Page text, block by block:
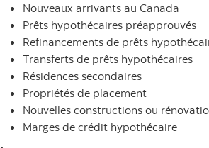
Nouveaux arrivants au Canada
Prêts hypothécaires préapprouvés
Refinancements de prêts
Transferts de prêts hypothécaires
Résidences secondaires
Propriétés de placement
Nouvelles constructions ou
Marges de crédit hypothécaire